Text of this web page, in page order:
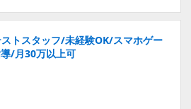
トスタッフ/未経験OK/スマホゲー
/月30万以上可